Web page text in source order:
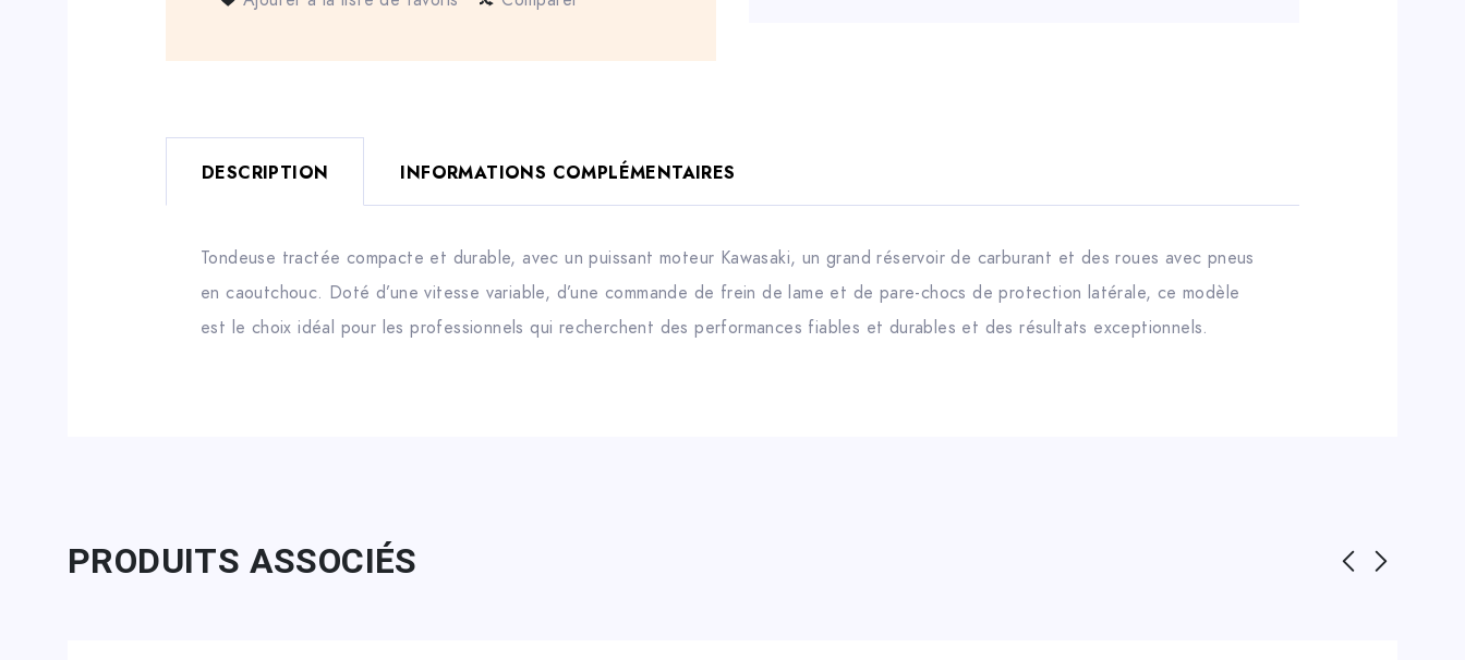
DESCRIPTION INFORMATIONS COMPLÉMENTAIRES
Tondeuse tractée compacte et durable, avec un puissant moteur Kawasaki, un grand réservoir de carburant et des roues avec pneus
en caoutchouc. Doté d’une vitesse variable, d’une commande de frein de lame et de pare-chocs de protection latérale, ce modèle
est le choix idéal pour les professionnels qui recherchent des performances fiables et durables et des résultats exceptionnels.
PRODUITS ASSOCIÉS